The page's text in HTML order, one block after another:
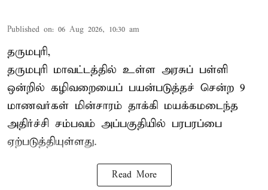
Published on: 06 Aug 2026, 10:30 am
தருமபுரி,
தருமபுரி மாவட்டத்தில் உள்ள அரசுப் பள்ளி
ஒன்றில் கழிவறையைப் பயன்படுத்தச் சென்ற 9
மாணவர்கள் மின்சாரம் தாக்கி மயக்கமடைந்த
அதிர்ச்சி சம்பவம் அப்பகுதியில் பரபரப்பை
ஏற்படுத்தியுள்ளது.
Read More